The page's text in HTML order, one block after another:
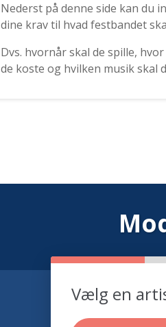
Nederst på denne side kan du
dine krav til hvad festbandet
Dvs. hvornår skal de spille,
de koste og hvilken musik skal
Vælg en